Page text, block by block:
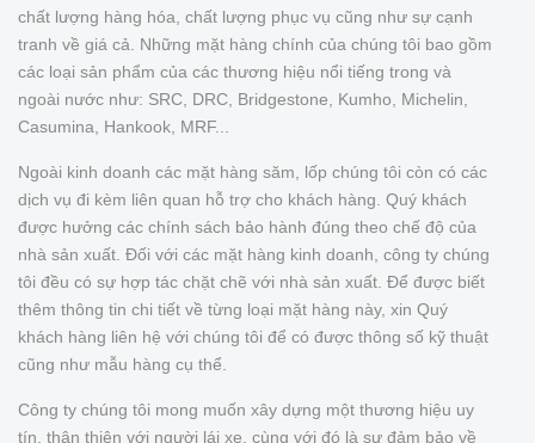
chất lượng hàng hóa, chất lượng phục vụ cũng như sự cạnh
tranh về giá cả. Những mặt hàng chính của chúng tôi bao gồm
các loại sản phẩm của các thương hiệu nổi tiếng trong và
ngoài nước như: SRC, DRC, Bridgestone, Kumho, Michelin,
Casumina, Hankook, MRF...
Ngoài kinh doanh các mặt hàng săm, lốp chúng tôi còn có các
dịch vụ đi kèm liên quan hỗ trợ cho khách hàng. Quý khách
được hưởng các chính sách bảo hành đúng theo chế độ của
nhà sản xuất. Đối với các mặt hàng kinh doanh, công ty chúng
tôi đều có sự hợp tác chặt chẽ với nhà sản xuất. Để được biết
thêm thông tin chi tiết về từng loại mặt hàng này, xin Quý
khách hàng liên hệ với chúng tôi để có được thông số kỹ thuật
cũng như mẫu hàng cụ thể.
Công ty chúng tôi mong muốn xây dựng một thương hiệu uy
tín, thân thiện với người lái xe, cùng với đó là sự đảm bảo về